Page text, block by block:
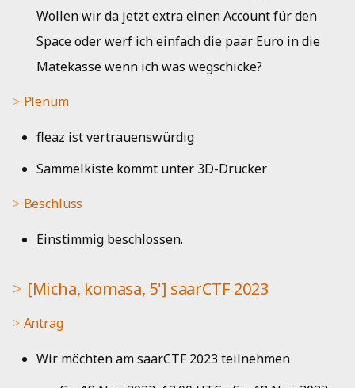
Wollen wir da jetzt extra einen Account für den
Space oder werf ich einfach die paar Euro in die
Matekasse wenn ich was wegschicke?
Plenum
fleaz ist vertrauenswürdig
Sammelkiste kommt unter 3D-Drucker
Beschluss
Einstimmig beschlossen.
[Micha, komasa, 5'] saarCTF 2023
Antrag
Wir möchten am saarCTF 2023 teilnehmen